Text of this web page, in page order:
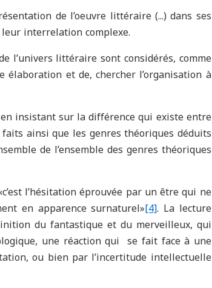
de l’oeuvre littéraire (...) dans ses
interrelation complexe.
l’univers littéraire sont considérés, comme
et de, chercher l’organisation à
insistant sur la différence qui existe entre
ainsi que les genres théoriques déduits
de l’ensemble des genres théoriques
l’hésitation éprouvée par un être qui ne
en apparence surnaturel»[4]. La lecture
du fantastique et du merveilleux, qui
une réaction qui se fait face à une
ou bien par l’incertitude intellectuelle